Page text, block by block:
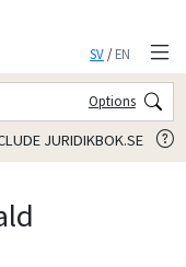
SV/EN
Options
JURIDIKBOK.SE